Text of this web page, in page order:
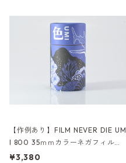
【作例あり】FILM NEVER DIE UM
I 800 35ｍｍカラーネガフィルム
36枚撮り (K007)
¥3,380